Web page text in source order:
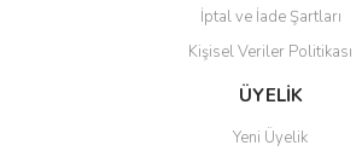
Gönder
İptal ve İade Şartları
Kişisel Veriler Politikası
ÜYELİK
Yeni Üyelik